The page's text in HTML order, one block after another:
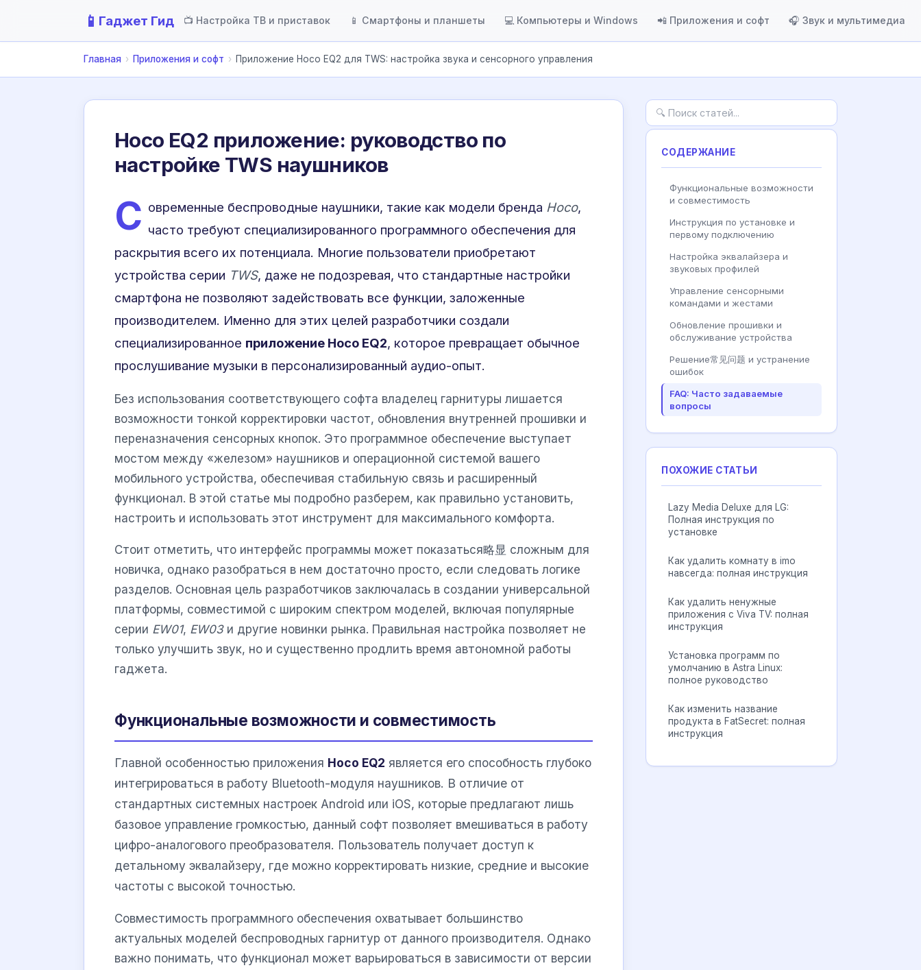
📱 Гаджет Гид 📺 Настройка ТВ и приставок 📱 Смартфоны и планшеты 💻 Компьютеры и Windows 📲 Приложения и софт 🎧 Звук и мультимедиа
Главная › Приложения и софт › Приложение Hoco EQ2 для TWS: настройка звука и сенсорного управления
Hoco EQ2 приложение: руководство по
настройке TWS наушников
С овременные беспроводные наушники, такие как модели бренда Hoco,
часто требуют специализированного программного обеспечения для
раскрытия всего их потенциала. Многие пользователи приобретают
устройства серии TWS, даже не подозревая, что стандартные настройки
смартфона не позволяют задействовать все функции, заложенные
производителем. Именно для этих целей разработчики создали
специализированное приложение Hoco EQ2, которое превращает обычное
прослушивание музыки в персонализированный аудио-опыт.
Без использования соответствующего софта владелец гарнитуры лишается
возможности тонкой корректировки частот, обновления внутренней прошивки и
переназначения сенсорных кнопок. Это программное обеспечение выступает
мостом между «железом» наушников и операционной системой вашего
мобильного устройства, обеспечивая стабильную связь и расширенный
функционал. В этой статье мы подробно разберем, как правильно установить,
настроить и использовать этот инструмент для максимального комфорта.
Стоит отметить, что интерфейс программы может показаться略显 сложным для
новичка, однако разобраться в нем достаточно просто, если следовать логике
разделов. Основная цель разработчиков заключалась в создании универсальной
платформы, совместимой с широким спектром моделей, включая популярные
серии EW01, EW03и другие новинки рынка. Правильная настройка позволяет не
только улучшить звук, но и существенно продлить время автономной работы
гаджета.
Функциональные возможности и совместимость
Главной особенностью приложения Hoco EQ2 является его способность глубоко
интегрироваться в работу Bluetooth-модуля наушников. В отличие от
стандартных системных настроек Android или iOS, которые предлагают лишь
базовое управление громкостью, данный софт позволяет вмешиваться в работу
цифро-аналогового преобразователя. Пользователь получает доступ к
детальному эквалайзеру, где можно корректировать низкие, средние и высокие
частоты с высокой точностью.
Совместимость программного обеспечения охватывает большинство
актуальных моделей беспроводных гарнитур от данного производителя. Однако
важно понимать, что функционал может варьироваться в зависимости от версии
СОДЕРЖАНИЕ
Функциональные возможности
и совместимость
Инструкция по установке и
первому подключению
Настройка эквалайзера и
звуковых профилей
Управление сенсорными
командами и жестами
Обновление прошивки и
обслуживание устройства
Решение常见问题 и устранение
ошибок
FAQ: Часто задаваемые
вопросы
ПОХОЖИЕ СТАТЬИ
Lazy Media Deluxe для LG:
Полная инструкция по
установке
Как удалить комнату в imo
навсегда: полная инструкция
Как удалить ненужные
приложения с Viva TV: полная
инструкция
Установка программ по
умолчанию в Astra Linux:
полное руководство
Как изменить название
продукта в FatSecret: полная
инструкция